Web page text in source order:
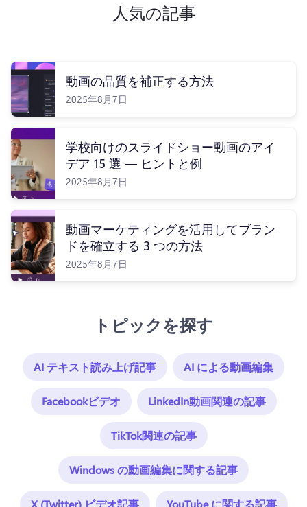
人気の記事
動画の品質を補正する方法
2025年8月7日
学校向けのスライドショー動画のアイ
デア 15 選 — ヒントと例
2025年8月7日
動画マーケティングを活用してブラン
ドを確立する 3 つの方法
2025年8月7日
トピックを探す
AI テキスト読み上げ記事 AI による動画編集
Facebookビデオ LinkedIn動画関連の記事
TikTok関連の記事
Windows の動画編集に関する記事